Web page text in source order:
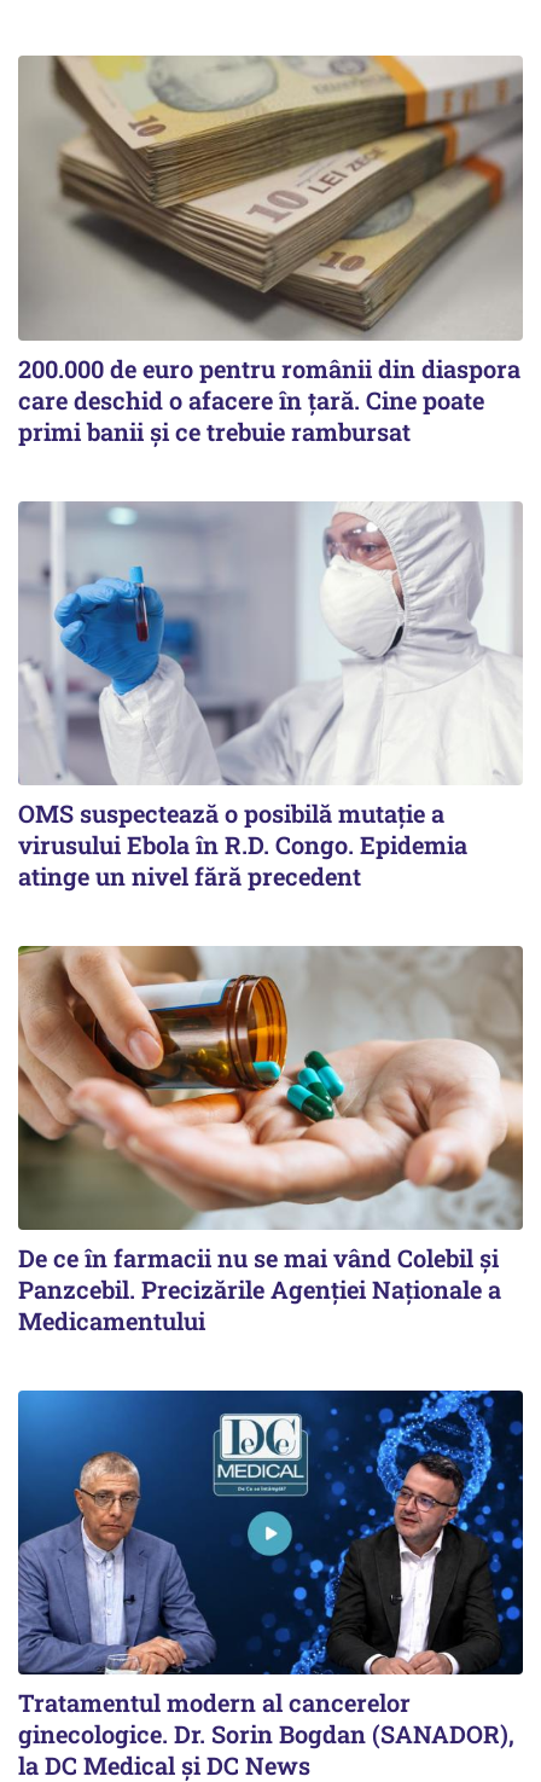
200.000 de euro pentru românii din diaspora
care deschid o afacere în țară. Cine poate
primi banii și ce trebuie rambursat
OMS suspectează o posibilă mutație a
virusului Ebola în R.D. Congo. Epidemia
atinge un nivel fără precedent
De ce în farmacii nu se mai vând Colebil și
Panzcebil. Precizările Agenției Naționale a
Medicamentului
Tratamentul modern al cancerelor
ginecologice. Dr. Sorin Bogdan (SANADOR),
la DC Medical și DC News